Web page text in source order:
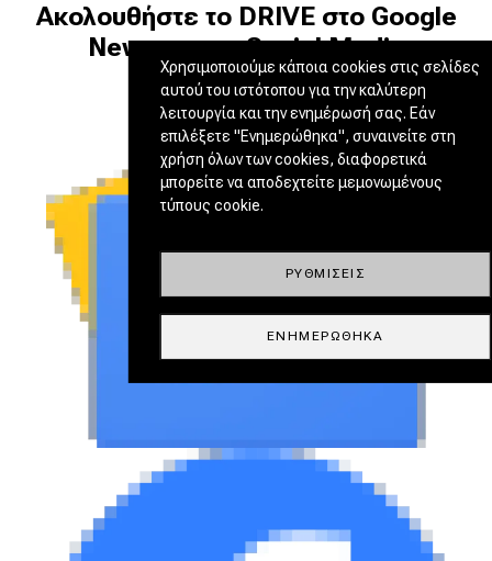
Ακολουθήστε το DRIVE στο Google
News και τα Social Media
Χρησιμοποιούμε κάποια cookies στις σελίδες
αυτού του ιστότοπου για την καλύτερη
λειτουργία και την ενημέρωσή σας. Εάν
επιλέξετε "Ενημερώθηκα", συναινείτε στη
χρήση όλων των cookies, διαφορετικά
μπορείτε να αποδεχτείτε μεμονωμένους
τύπους cookie.
ΡΥΘΜΊΣΕΙΣ
ΕΝΗΜΕΡΏΘΗΚΑ